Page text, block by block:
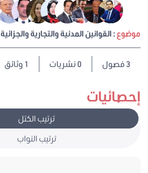
إحصائيات
ترتيب الكتل
ترتيب النواب
موضوع: القوانين المدنية والتجارية والجزائية
3فصول 0 نشريات 1 وثائق